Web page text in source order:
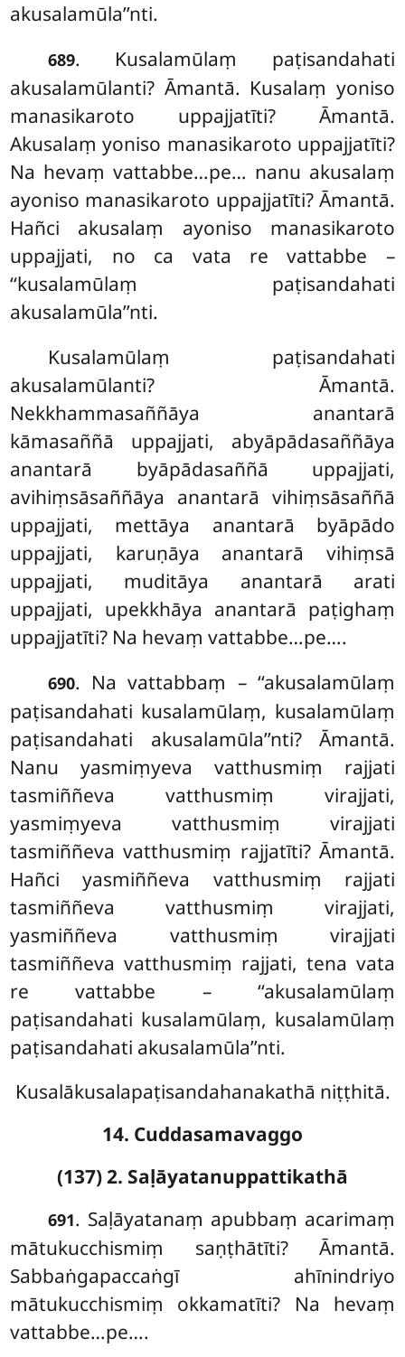
akusalamūla’’nti.
689. Kusalamūlaṃ paṭisandahati
akusalamūlanti? Āmantā. Kusalaṃ yoniso
manasikaroto uppajjatīti? Āmantā.
Akusalaṃ yoniso manasikaroto uppajjatīti?
Na hevaṃ vattabbe…pe… nanu akusalaṃ
ayoniso manasikaroto uppajjatīti? Āmantā.
Hañci akusalaṃ ayoniso manasikaroto
uppajjati, no ca vata re vattabbe –
‘‘kusalamūlaṃ paṭisandahati
akusalamūla’’nti.
Kusalamūlaṃ paṭisandahati
akusalamūlanti? Āmantā.
Nekkhammasaññāya anantarā
kāmasaññā uppajjati, abyāpādasaññāya
anantarā byāpādasaññā uppajjati,
avihiṃsāsaññāya anantarā vihiṃsāsaññā
uppajjati, mettāya anantarā byāpādo
uppajjati, karuṇāya anantarā vihiṃsā
uppajjati, muditāya anantarā arati
uppajjati, upekkhāya anantarā paṭighaṃ
uppajjatīti? Na hevaṃ vattabbe…pe….
690. Na vattabbaṃ – ‘‘akusalamūlaṃ
paṭisandahati kusalamūlaṃ, kusalamūlaṃ
paṭisandahati akusalamūla’’nti? Āmantā.
Nanu yasmiṃyeva vatthusmiṃ rajjati
tasmiññeva vatthusmiṃ virajjati,
yasmiṃyeva vatthusmiṃ virajjati
tasmiññeva vatthusmiṃ rajjatīti? Āmantā.
Hañci yasmiññeva vatthusmiṃ rajjati
tasmiññeva vatthusmiṃ virajjati,
yasmiññeva vatthusmiṃ virajjati
tasmiññevavatthusmiṃ rajjati, tena vata
re vattabbe – ‘‘akusalamūlaṃ
paṭisandahati kusalamūlaṃ, kusalamūlaṃ
paṭisandahati akusalamūla’’nti.
Kusalākusalapaṭisandahanakathā niṭṭhitā.
14. Cuddasamavaggo
(137) 2. Saḷāyatanuppattikathā
691. Saḷāyatanaṃ apubbaṃ acarimaṃ
mātukucchismiṃ saṇṭhātīti? Āmantā.
Sabbaṅgapaccaṅgī ahīnindriyo
mātukucchismiṃ okkamatīti? Na hevaṃ
vattabbe…pe….